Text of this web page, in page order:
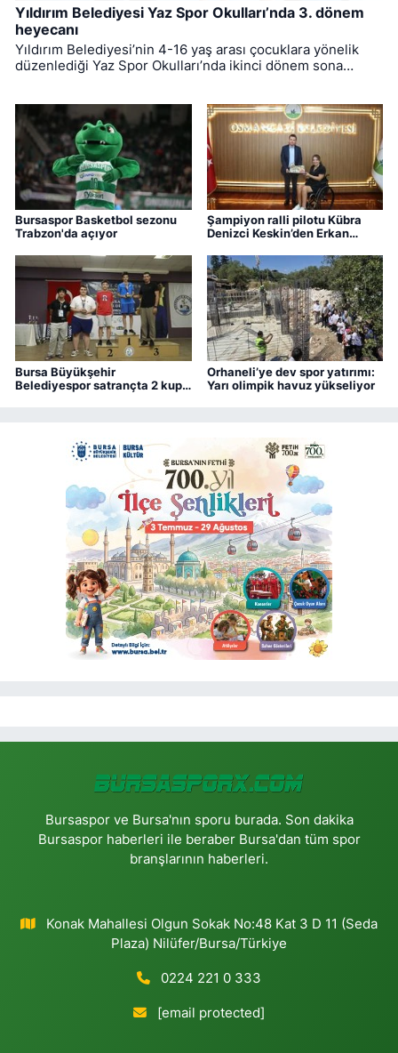
Yıldırım Belediyesi Yaz Spor Okulları’nda 3. dönem
heyecanı
Yıldırım Belediyesi’nin 4-16 yaş arası çocuklara yönelik
düzenlediği Yaz Spor Okulları’nda ikinci dönem sona
Bursaspor Basketbol sezonu
Trabzon'da açıyor
Şampiyon ralli pilotu Kübra
Denizci Keskin’den Erkan
Bursa Büyükşehir
Belediyespor satrançta 2 kupa
Orhaneli’ye dev spor yatırımı:
Yarı olimpik havuz yükseliyor
Bursaspor ve Bursa'nın sporu burada. Son dakika
Bursaspor haberleri ile beraber Bursa'dan tüm spor
branşlarının haberleri.
Konak Mahallesi Olgun Sokak No:48 Kat 3 D 11 (Seda
Plaza) Nilüfer/Bursa/Türkiye
0224 221 0 333
[email protected]